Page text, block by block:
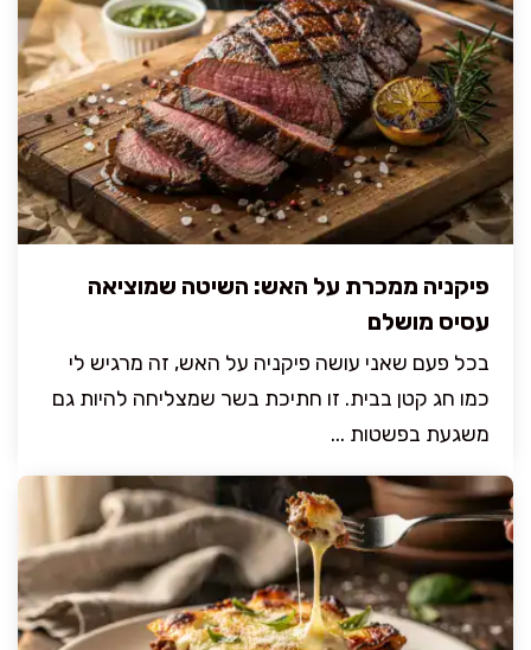
פיקניה ממכרת על האש: השיטה שמוציאה
עסיס מושלם
בכל פעם שאני עושה פיקניה על האש, זה מרגיש לי
כמו חג קטן בבית. זו חתיכת בשר שמצליחה להיות גם
משגעת בפשטות ...